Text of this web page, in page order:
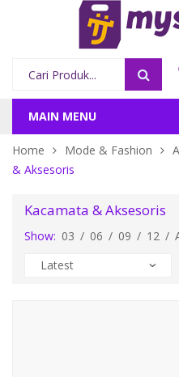
MAIN MENU
Home Mode & Fashion
& Aksesoris
Kacamata & Aksesoris
Show: 03 / 06 / 09 / 12 /